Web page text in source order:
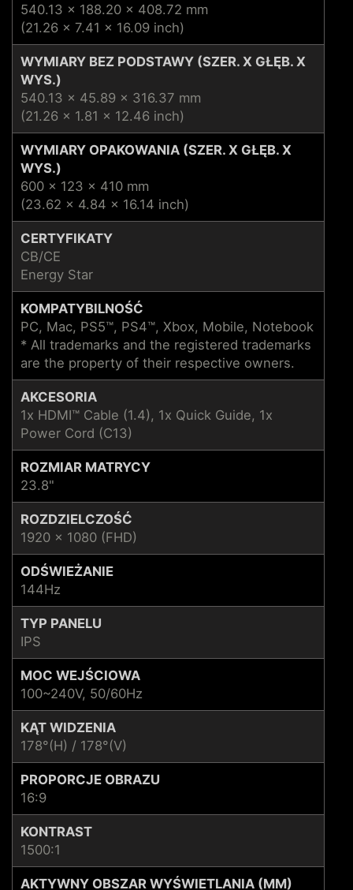
540.13 x 188.20 x 408.72 mm
(21.26 x 7.41 x 16.09 inch)
WYMIARY BEZ PODSTAWY (SZER. X GŁĘB. X
WYS.)
540.13 x 45.89 x 316.37 mm
(21.26 x 1.81 x 12.46 inch)
WYMIARY OPAKOWANIA (SZER. X GŁĘB. X
WYS.)
600 x 123 x 410 mm
(23.62 x 4.84 x 16.14 inch)
CERTYFIKATY
CB/CE
Energy Star
KOMPATYBILNOŚĆ
PC, Mac, PS5™, PS4™, Xbox, Mobile, Notebook
* All trademarks and the registered trademarks
are the property of their respective owners.
AKCESORIA
1x HDMI™ Cable (1.4), 1x Quick Guide, 1x
Power Cord (C13)
ROZMIAR MATRYCY
23.8"
ROZDZIELCZOŚĆ
1920 x 1080 (FHD)
ODŚWIEŻANIE
144Hz
TYP PANELU
IPS
MOC WEJŚCIOWA
100~240V, 50/60Hz
KĄT WIDZENIA
178°(H) / 178°(V)
PROPORCJE OBRAZU
16:9
KONTRAST
1500:1
AKTYWNY OBSZAR WYŚWIETLANIA (MM)